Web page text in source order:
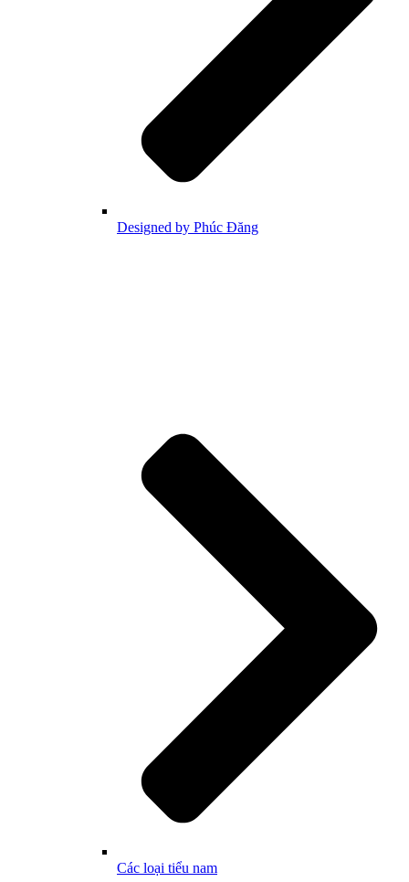
Designed by Phúc Đăng
Các loại tiểu nam